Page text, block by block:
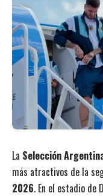
La Selección
más atractivos de la
2026. En el estadio de